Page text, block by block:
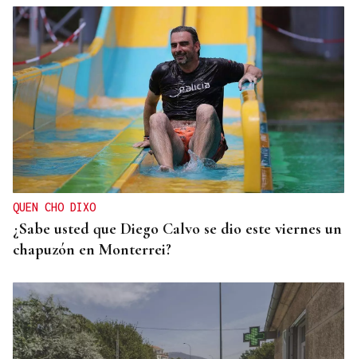
QUEN CHO DIXO
¿Sabe usted que Diego Calvo se dio este viernes un
chapuzón en Monterrei?